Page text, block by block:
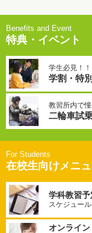
特典・イベント
学生必見！！
学割・特
教習所内で
二輪車試
在校生向けメニ
学科教習予
スケジュー
オンライン